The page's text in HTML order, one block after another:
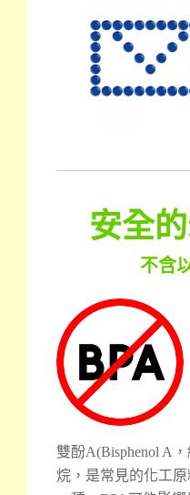
安全
不含
雙酚A(Bisphenol A
烷，是常見的化工